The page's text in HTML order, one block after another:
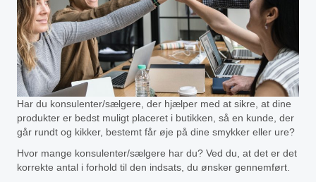
Har du konsulenter/sælgere, der hjælper med at sikre, at dine
produkter er bedst muligt placeret i butikken, så en kunde, der
går rundt og kikker, bestemt får øje på dine smykker eller ure?
Hvor mange konsulenter/sælgere har du? Ved du, at det er det
korrekte antal i forhold til den indsats, du ønsker gennemført.